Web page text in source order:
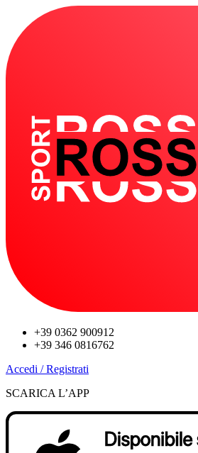
+39 0362 900912
+39 346 0816762
Accedi / Registrati
SCARICA L’APP